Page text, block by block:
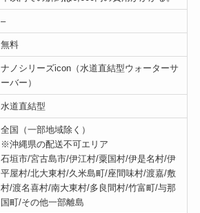
–
無料
ナノシリーズicon（水道直結型ウォーターサ
ーバー）
水道直結型
全国（一部地域除く）
※沖縄県の配送不可エリア
石垣市/宮古島市/伊江村/粟国村/伊是名村/伊
平屋村/北大東村/久米島町/座間味村/渡嘉/敷
村/渡名喜村/南大東村/多良間村/竹富町/与那
国町/その他一部離島